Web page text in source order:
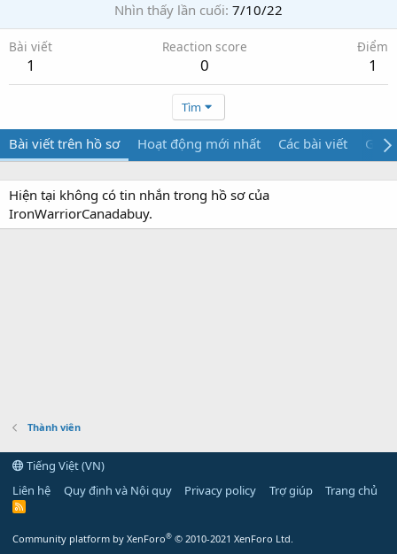
Nhìn thấy lần cuối 7/10/22
Bài viết
1
Reaction score
0
Điểm
1
Tìm
Bài viết trên hồ sơ Hoạt động mới nhất Các bài viết Giới
Hiện tại không có tin nhắn trong hồ sơ của
IronWarriorCanadabuy.
Thành viên
Tiếng Việt (VN)
Liên hệ
Quy định và Nội quy Privacy policy Trợ giúp Trang chủ
R
Community platform by XenForo® © 2010-2021 XenForo Ltd.